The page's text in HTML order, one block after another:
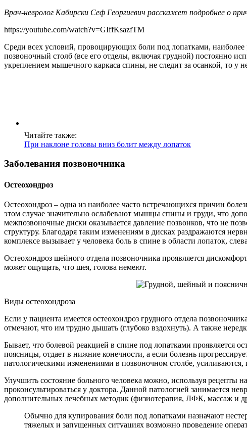
Врач-невролог Кабирски Сеф Георгиевич расскажет подробнее о
https://youtube.com/watch?v=GIffKsazfTM
Среди всех условий, провоцирующих боли под лопатками, наиболее
позвоночный столб (все его отделы, включая грудной) постоянно
укреплением мышечного каркаса спины, не следит за осанкой, то у
Читайте также:
При наклоне головы вниз болит между лопаток
Заболевания позвоночника
Остеохондроз
Остеохондроз – одна из наиболее часто встречающихся причин
этом случае значительно ослабевают мышцы спины и груди, что
межпозвоночные диски оказывается давление позвонков, что не
структуру. Благодаря таким изменениям в дисках раздражаются
комплексе вызывает у человека боль в спине в области лопаток,
Остеохондроз шейного отдела позвоночника проявляется
может ощущать, что шея, голова немеют.
Виды остеохондроза
Если у пациента имеется остеохондроз грудного отдела
отмечают, что им трудно дышать (глубоко вздохнуть). А также
Бывает, что болевой реакцией в спине под лопатками проявляется
поясницы, отдает в нижние конечности, а если болезнь
патологическими изменениями в позвоночном столбе, усиливаются,
Улучшить состояние больного человека можно, используя рецепты
проконсультироваться у доктора. Данной патологией занимается
дополнительных лечебных методик (физиотерапия, ЛФК, массаж и
Обычно для купирования боли под лопатками назначают
тяжелых и запущенных ситуациях возможно проведение